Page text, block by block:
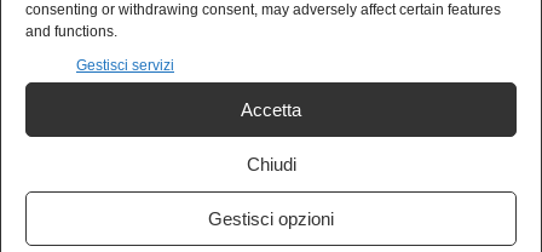
consenting or withdrawing consent, may adversely affect certain features
and functions.
Gestisci servizi
Accetta
Chiudi
Gestisci opzioni
La NATO sunnita è nata alla Mecca e
l’Europa continua a parlare di corridoi
commerciali